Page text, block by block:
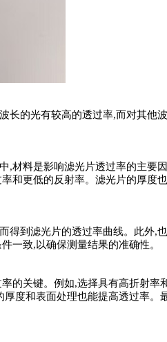
的光有较高的透过率,而对其
材料是影响滤光片透过率的主
和更低的反射率。滤光片的厚
到滤光片的透过率曲线。此外
一致,以确保测量结果的准确性。
的关键。例如,选择具有高折射
度和表面处理也能提高透过率